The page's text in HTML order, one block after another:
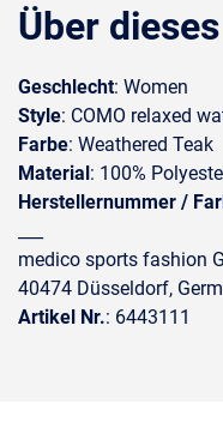
Über
Geschlecht: Women
Style: COMO relaxed
Farbe: Weathered Teak
Material: 100%
Herstellernummer /
medico sports fashion
40474 Düsseldorf,
Artikel Nr.: 6443111